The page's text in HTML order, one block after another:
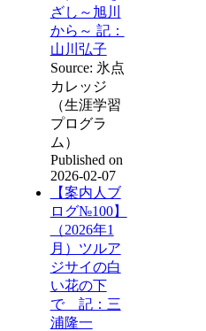
ざし～旭川
から～ 記：
山川弘子
Source: 氷点
カレッジ
（生涯学習
プログラ
ム）
Published on
2026-02-07
【案内人ブ
ログ№100】
（2026年1
月）ツルア
ジサイの白
い花の下
で 記：三
浦隆一